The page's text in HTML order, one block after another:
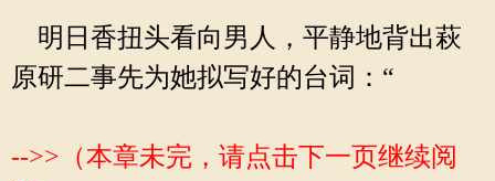
明日香扭头看向男人，平静地背出萩
原研二事先为她拟写好的台词：“
-->>（本章未完，请点击下一页继续阅